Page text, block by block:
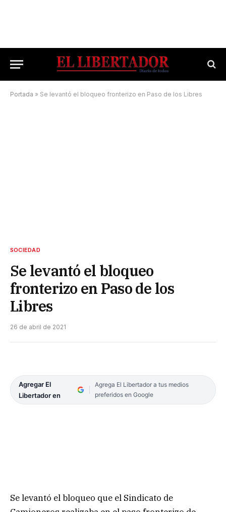
Portada » Se levantó el bloqueo fronterizo en Paso de los Libres
SOCIEDAD
Se levantó el bloqueo
fronterizo en Paso de los
Libres
26 de abril de 2021
Agregar El
Libertador en
Agrega El Libertador a tus medios
preferidos en Google
Se levantó el bloqueo que el Sindicato de